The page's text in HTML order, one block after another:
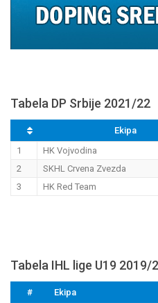
Tabela DP Srbije 2021/22
Ekipa
1
HK Vojvodina
2
SKHL Crvena Zvezda
3
HK Red Team
Tabela IHL lige U19 2019/
# Ekipa